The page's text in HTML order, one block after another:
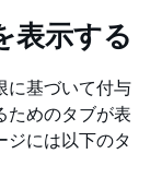
表示する
に基づいて付与
ためのタブが表
ジには以下のタ